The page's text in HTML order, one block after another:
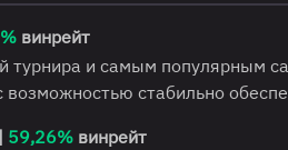
винрейт
турнира и самым популярным
стабильно
59,26% винрейт